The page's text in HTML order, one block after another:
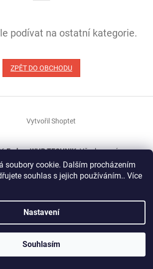
soubory cookie. Dalším procházením
souhlas s jejich používáním.. Více
Nastavení
Souhlasím
podívat na ostatní kategorie.
ZPĚT DO OBCHODU
Vytvořil Shoptet
E-shop WHP TECHNIK. Všechna práva
vyhrazena.